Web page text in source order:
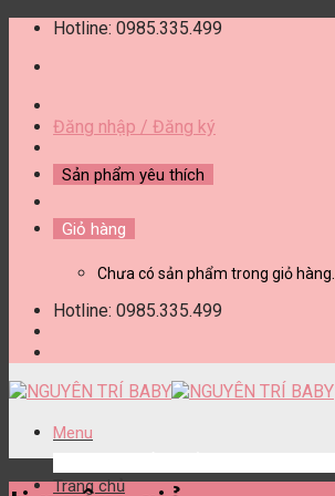
Skip
content
Hotline: 0985.335.499
Đăng nhập / Đăng ký
Sản phẩm yêu thích
Giỏ hàng
Chưa có sản phẩm trong giỏ hàng.
Hotline: 0985.335.499
Menu
Trang chủ